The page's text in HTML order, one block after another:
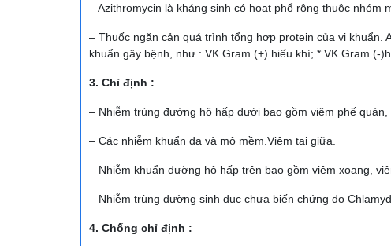
– Azithromycin là kháng sinh có hoạt phổ rộng thuộc nhóm
– Thuốc ngăn cản quá trình tổng hợp protein của vi khuẩn.
khuẩn gây bệnh, như : VK Gram (+) hiếu khí; * VK Gram
3. Chỉ định :
– Nhiễm trùng đường hô hấp dưới bao gồm viêm phế quản,
– Các nhiễm khuẩn da và mô mềm.Viêm tai giữa.
– Nhiễm khuẩn đường hô hấp trên bao gồm viêm xoang,
– Nhiễm trùng đường sinh dục chưa biến chứng do
4. Chống chỉ định :